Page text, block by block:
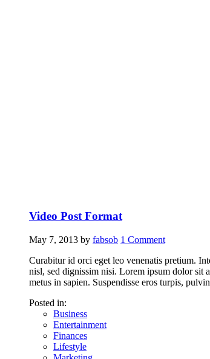
Video Post Format
May 7, 2013 by fabsob 1 Comment
Curabitur id orci eget leo venenatis pretium.
nisl, sed dignissim nisi. Lorem ipsum dolor sit
metus in sapien. Suspendisse eros turpis,
Posted in:
Business
Entertainment
Finances
Lifestyle